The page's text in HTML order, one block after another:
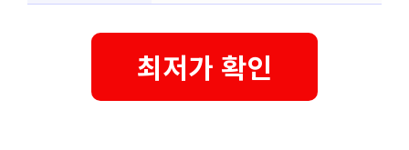
최저가 확인